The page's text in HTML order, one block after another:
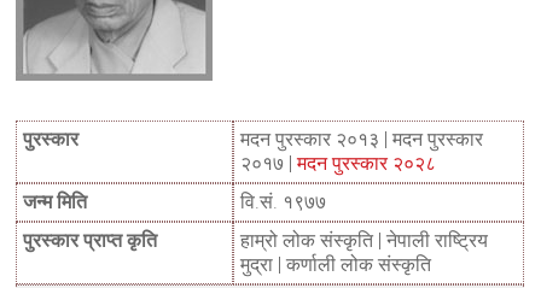
पुरस्कार
मदन पुरस्कार २०१३ | मदन पुरस्कार
२०१७ |मदन पुरस्कार २०२८
जन्म मिति
वि.सं. १९७७
पुरस्कार प्राप्त कृति
हाम्रो लोक संस्कृति | नेपाली राष्ट्रिय
मुद्रा | कर्णाली लोक संस्कृति